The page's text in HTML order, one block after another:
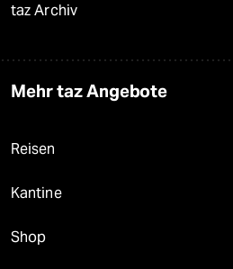
taz Archiv
Mehr taz Angebote
Reisen
Kantine
Shop